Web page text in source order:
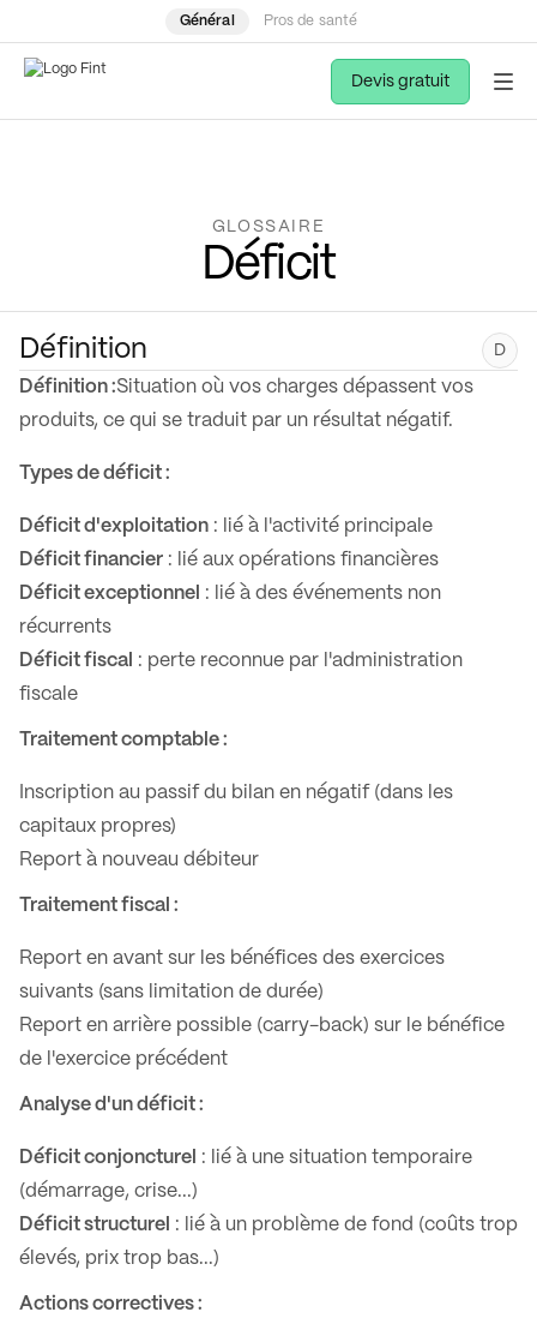
Général Pros de santé
Devis gratuit
GLOSSAIRE
Déficit
Définition D
Définition :Situation où vos charges dépassent vos
produits, ce qui se traduit par un résultat négatif.
Types de déficit :
Déficit d'exploitation : lié à l'activité principale
Déficit financier : lié aux opérations financières
Déficit exceptionnel : lié à des événements non
récurrents
Déficit fiscal : perte reconnue par l'administration
fiscale
Traitement comptable :
Inscription au passif du bilan en négatif (dans les
capitaux propres)
Report à nouveau débiteur
Traitement fiscal :
Report en avant sur les bénéfices des exercices
suivants (sans limitation de durée)
Report en arrière possible (carry-back) sur le bénéfice
de l'exercice précédent
Analyse d'un déficit :
Déficit conjoncturel : lié à une situation temporaire
(démarrage, crise...)
Déficit structurel : lié à un problème de fond (coûts trop
élevés, prix trop bas...)
Actions correctives :